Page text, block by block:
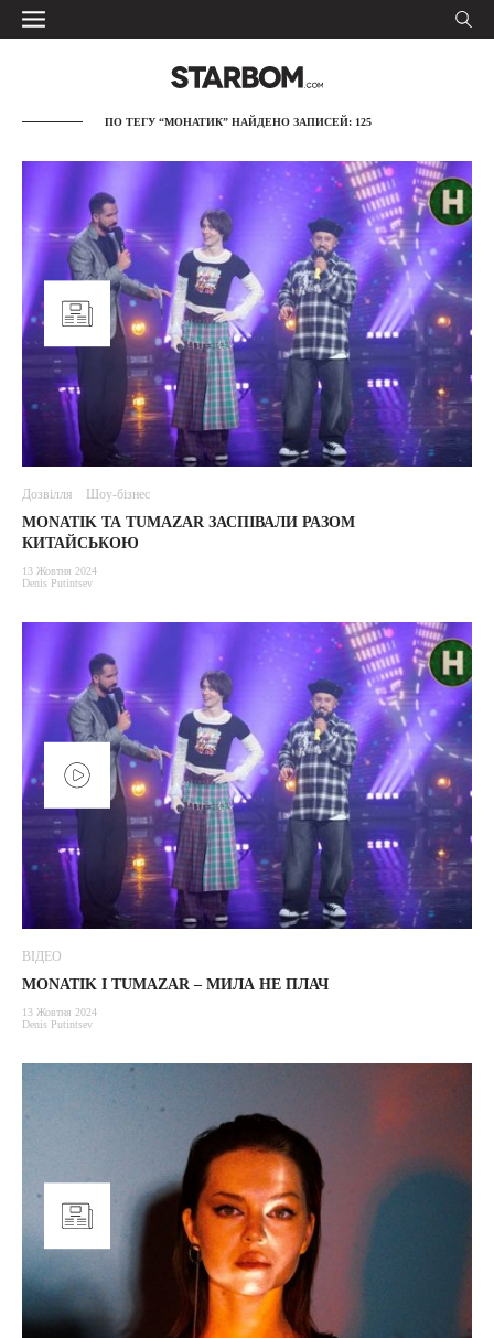
ПО ТЕГУ “МОНАТИК” НАЙДЕНО ЗАПИСЕЙ: 125
Дозвілля Шоу-бізнес
MONATIK ТА TUMAZAR ЗАСПІВАЛИ РАЗОМ
КИТАЙСЬКОЮ
13 Жовтня 2024
Denis Putintsev
ВІДЕО
MONATIK I TUMAZAR – МИЛА НЕ ПЛАЧ
13 Жовтня 2024
Denis Putintsev